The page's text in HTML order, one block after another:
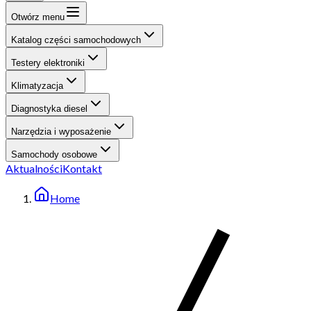
Otwórz menu
Katalog części samochodowych
Testery elektroniki
Klimatyzacja
Diagnostyka diesel
Narzędzia i wyposażenie
Samochody osobowe
AktualnościKontakt
Home